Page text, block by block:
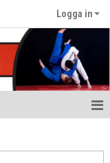
Logga in